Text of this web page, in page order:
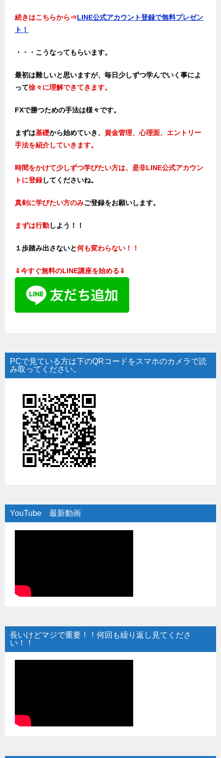
続きはこちらから⇒LINE公式アカウント登録で無料プレゼン
ト！
・・・こうなってもらいます。
最初は難しいと思いますが、毎日少しずつ学んでいく事によ
って徐々に理解できてきます。
FXで勝つための手法は様々です。
まずは基礎から始めていき、 資金管理、心理面、エントリー
手法を紹介していきます。
時間をかけて少しずつ学びたい方は、是非LINE公式アカウン
トに登録してくださいね。
真剣に学びたい方のみご登録をお願いします。
まずは行動しよう！！
１歩踏み出さないと何も変わらない！！
⇓今すぐ無料のLINE講座を始める⇓
PCで見ている方は下のQRコードをスマホのカメラで読
み取ってください。
YouTube 最新動画
長いけどマジで重要！！何回も繰り返し見てくださ
い！！